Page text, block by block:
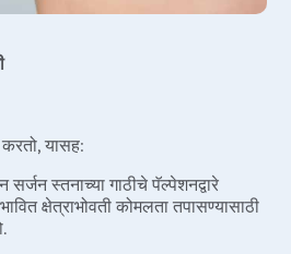
करतो, यासह:
सर्जन स्तनाच्या गाठीचे पॅल्पेशनद्वारे
क्षेत्राभोवती कोमलता तपासण्यासाठी